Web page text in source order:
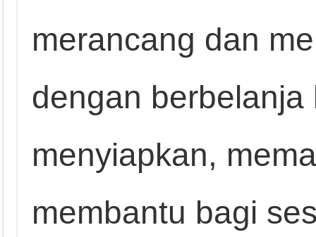
merancang dan
dengan
menyiapkan,
membantu bagi